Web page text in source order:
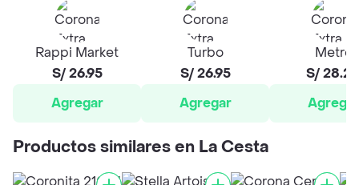
Rappi Market
S/ 26.95
Agregar
Turbo
S/ 26.95
Agregar
Metro
S/
Agregar
Productos similares en La Cesta